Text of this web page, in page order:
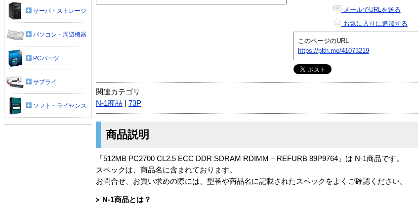
メールでURLを送る
お気に入りに追加する
このページのURL
https://plth.me/41073219
関連カテゴリ
N-1商品
73P
商品説明
「512MB PC2700 CL2.5 ECC DDR SDRAM RDIMM – REFURB 89P9764」は N-1商品です。
スペックは、商品名に含まれております。
お問合せ、お買い求めの際には、型番や商品名に記載されたスペックをよくご確認ください。
N-1商品とは？
サーバ・ストレージ
パソコン・周辺機器
PCパーツ
サプライ
ソフト・ライセンス